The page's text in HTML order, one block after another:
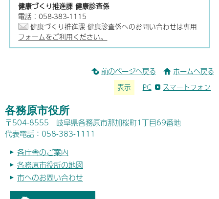
健康づくり推進課 健康診査係
電話：058-383-1115
健康づくり推進課 健康診査係へのお問い合わせは専用
フォームをご利用ください。
前のページへ戻る ホームへ戻る
表示 PC スマートフォン
各務原市役所
〒504-8555 岐阜県各務原市那加桜町1丁目69番地
代表電話：058-383-1111
各庁舎のご案内
各務原市役所の地図
市へのお問い合わせ